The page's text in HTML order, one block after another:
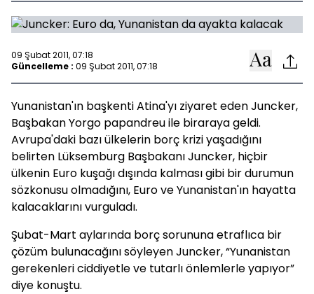
09 Şubat 2011, 07:18
Güncelleme : 09 Şubat 2011, 07:18
Yunanistan'ın başkenti Atina'yı ziyaret eden Juncker,
Başbakan Yorgo papandreu ile biraraya geldi.
Avrupa'daki bazı ülkelerin borç krizi yaşadığını
belirten Lüksemburg Başbakanı Juncker, hiçbir
ülkenin Euro kuşağı dışında kalması gibi bir durumun
sözkonusu olmadığını, Euro ve Yunanistan'ın hayatta
kalacaklarını vurguladı.
Şubat-Mart aylarında borç sorununa etraflıca bir
çözüm bulunacağını söyleyen Juncker, “Yunanistan
gerekenleri ciddiyetle ve tutarlı önlemlerle yapıyor”
diye konuştu.